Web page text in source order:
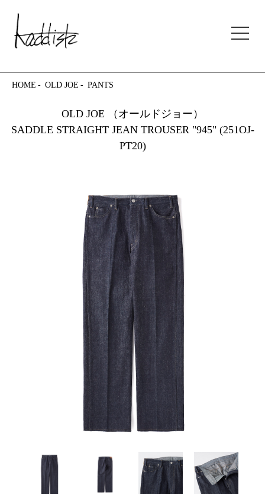
kaddish development store
HOME OLD JOE PANTS
OLD JOE （オールドジョー）
SADDLE STRAIGHT JEAN TROUSER "945" (251OJ-
PT20)